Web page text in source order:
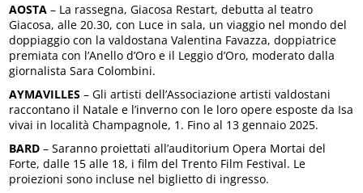
AOSTA – La rassegna, Giacosa Restart, debutta al teatro
Giacosa, alle 20.30, con Luce in sala, un viaggio nel mondo del
doppiaggio con la valdostana Valentina Favazza, doppiatrice
premiata con l’Anello d’Oro e il Leggio d’Oro, moderato dalla
giornalista Sara Colombini.
AYMAVILLES – Gli artisti dell’Associazione artisti valdostani
raccontano il Natale e l’inverno con le loro opere esposte da Isa
vivai in località Champagnole, 1. Fino al 13 gennaio 2025.
BARD – Saranno proiettati all’auditorium Opera Mortai del
Forte, dalle 15 alle 18, i film del Trento Film Festival. Le
proiezioni sono incluse nel biglietto di ingresso.